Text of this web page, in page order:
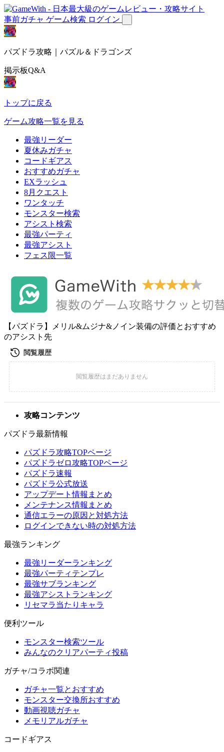
事前ガチャ ゲーム検索 ログイン
パズドラ攻略｜パズル＆ドラゴンズ
掲示板Q&A
トップに戻る
ゲーム攻略一覧を見る
最強リーダー
夏休みガチャ
コードギアス
おすすめガチャ
EXラッシュ
8月クエスト
ワンタッチ
モンスター検索
アシスト検索
最強パーティ
最強アシスト
フェス限一覧
【パズドラ】メリル&ムジナ&ノイン装備の評価とおすすめ
のアシスト先
攻略コンテンツ
パズドラ最新情報
パズドラ攻略TOPページ
パズドラゼロ攻略TOPページ
パズドラ速報
パズドラ公式放送
アップデート情報まとめ
メンテナンス情報まとめ
通信エラーの原因と対処方法
ログインできない時の対処方法
最強ランキング
最強リーダーランキング
最強パーティテンプレ
最強サブランキング
最強アシストランキング
リセマラ当たりキャラ
便利ツール
モンスター検索ツール
みんなのクリアパーティ投稿
ガチャ/コラボ関連
ガチャ一覧とおすすめ
モンスター交換所おすすめ
動画視聴ガチャ
メモリアルガチャ
コードギアス